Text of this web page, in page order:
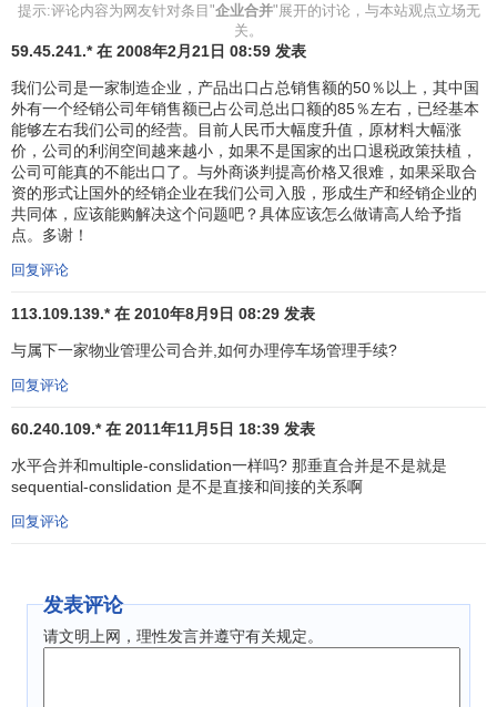
(也称友好合并，Friendly Merger)。
合并是指被合并公司同意合并公司提出的合并条件并承诺给
予协助，故双方高层通过协商来决定合并的具体安排，如合
并方式（以现金、股票、债券或其混合等）、合并价位、人
事安排、资产处置等。由于合并当事双方均有合并意图，而
且对彼此之间情况较为熟悉，故此类合并成功率较高。这种
方式的合并是以协议为基础的，故又称为“协议合并”。
（2）恶意合并(也称敌意合并或强迫接管合并，Hostile
Merger)。恶意合并是指合并企业在被合并企业管理层对其合
进行合并的行为。
司的 所有权
。现金合并方式可表现为用现金购买资产
（Cash-for-Assets）及用现金购买股票（Cash-for-Stock）
（2）
企业合并的目的
提示:评论内容为网友针对条目"企业合并"展开的讨论，与本站观点立场无
关。
59.45.241.* 在 2008年2月21日 08:59 发表
我们公司是一家制造企业，产品出口占总销售额的50％以上，其中国
外有一个经销公司年销售额已占公司总出口额的85％左右，已经基本
能够左右我们公司的经营。目前人民币大幅度升值，原材料大幅涨
价，公司的利润空间越来越小，如果不是国家的出口退税政策扶植，
公司可能真的不能出口了。与外商谈判提高价格又很难，如果采取合
资的形式让国外的经销企业在我们公司入股，形成生产和经销企业的
共同体，应该能购解决这个问题吧？具体应该怎么做请高人给予指
点。多谢！
回复评论
113.109.139.* 在 2010年8月9日 08:29 发表
与属下一家物业管理公司合并,如何办理停车场管理手续?
回复评论
60.240.109.* 在 2011年11月5日 18:39 发表
水平合并和multiple-conslidation一样吗? 那垂直合并是不是就是
sequential-conslidation 是不是直接和间接的关系啊
回复评论
发表评论
请文明上网，理性发言并遵守有关规定。